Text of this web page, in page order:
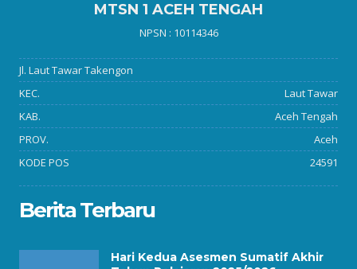
MTSN 1 ACEH TENGAH
NPSN : 10114346
Jl. Laut Tawar Takengon
KEC.
Laut Tawar
KAB.
Aceh Tengah
PROV.
Aceh
KODE POS
24591
Berita Terbaru
Hari Kedua Asesmen Sumatif Akhir